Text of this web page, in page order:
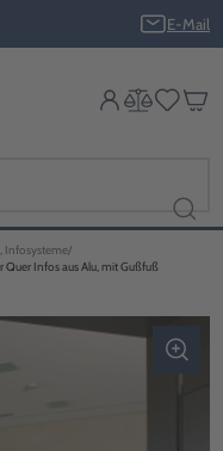
E-Mail
Infosysteme
Infos aus Alu, mit Gußfuß